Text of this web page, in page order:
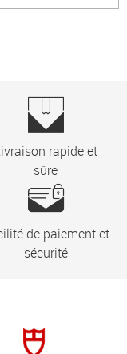
rapide et
sûre
de paiement et
sécurité